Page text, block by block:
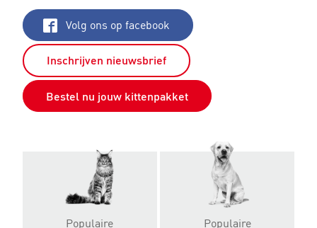
Volg ons op facebook
Inschrijven nieuwsbrief
Bestel nu jouw kittenpakket
Populaire
Populaire